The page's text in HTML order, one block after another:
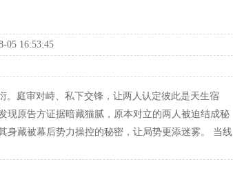
05 16:53:45
。庭审对峙、私下交锋，让两人认定彼此是天生宿
现原告方证据暗藏猫腻，原本对立的两人被迫结成秘
身藏被幕后势力操控的秘密，让局势更添迷雾。 当线